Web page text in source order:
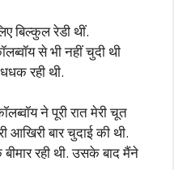
बिल्कुल रेडी थीं.
से भी नहीं चुदी थी
रही थी.
ने पूरी रात मेरी चूत
बार चुदाई की थी.
रही थी. उसके बाद मैंने